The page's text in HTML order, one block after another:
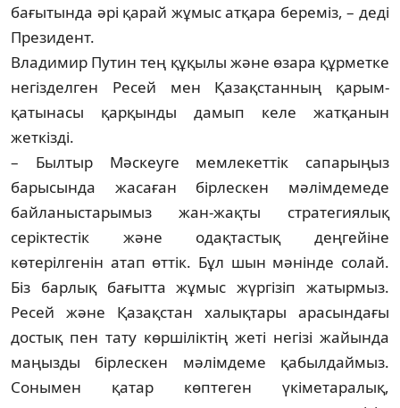
бағытында әрі қарай жұмыс ат­қара береміз, – деді
Президент.
Владимир Путин тең құқылы және өзара құр­метке
негізделген Ресей мен Қа­зақстан­ның қарым-
қатынасы қарқынды дамып келе жатқанын
жеткізді.
– Былтыр Мәскеуге мемлекеттік сапа­рыңыз
барысында жасаған бірлескен мә­лім­демеде
байланыстарымыз жан-жақты стра­тегиялық
серіктестік және одақтастық дең­гейіне
көтерілгенін атап өттік. Бұл шын мә­­­­нінде солай.
Біз барлық бағытта жұ­мыс жүргізіп жатырмыз.
Ресей және Қа­зақстан халықтары арасындағы
достық пен тату көршіліктің жеті негізі жайында
маңызды бірлескен мәлімдеме қабыл­дай­мыз.
Сонымен қатар көптеген үкіме­тара­лық,